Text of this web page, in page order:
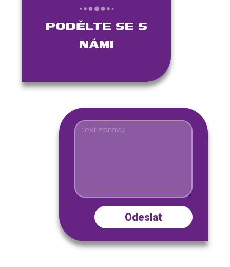
PODĚLTE SE S
NÁMI